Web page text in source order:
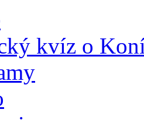
kvíz o